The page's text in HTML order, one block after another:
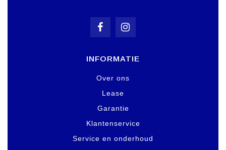
INFORMATIE
Over ons
Lease
Garantie
Klantenservice
Service en onderhoud